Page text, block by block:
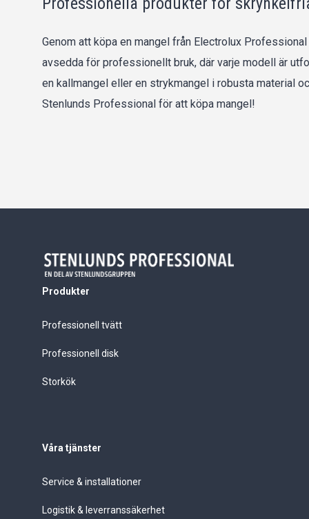
Genom att köpa en mangel från Electrolux
avsedda för professionellt bruk, där varje modell är
en kallmangel eller en strykmangel i robusta material
Stenlunds Professional för att köpa mangel!
Produkter
Professionell tvätt
Professionell disk
Storkök
Våra tjänster
Service & installationer
Logistik & leverranssäkerhet